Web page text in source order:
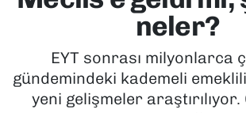
neler?
EYT sonrası milyonlarca
gündemindeki kademeli
yeni gelişmeler araştırılıyor.
MAGAZİN
POLİTİKA
SAĞLIK
Haber Arşivi